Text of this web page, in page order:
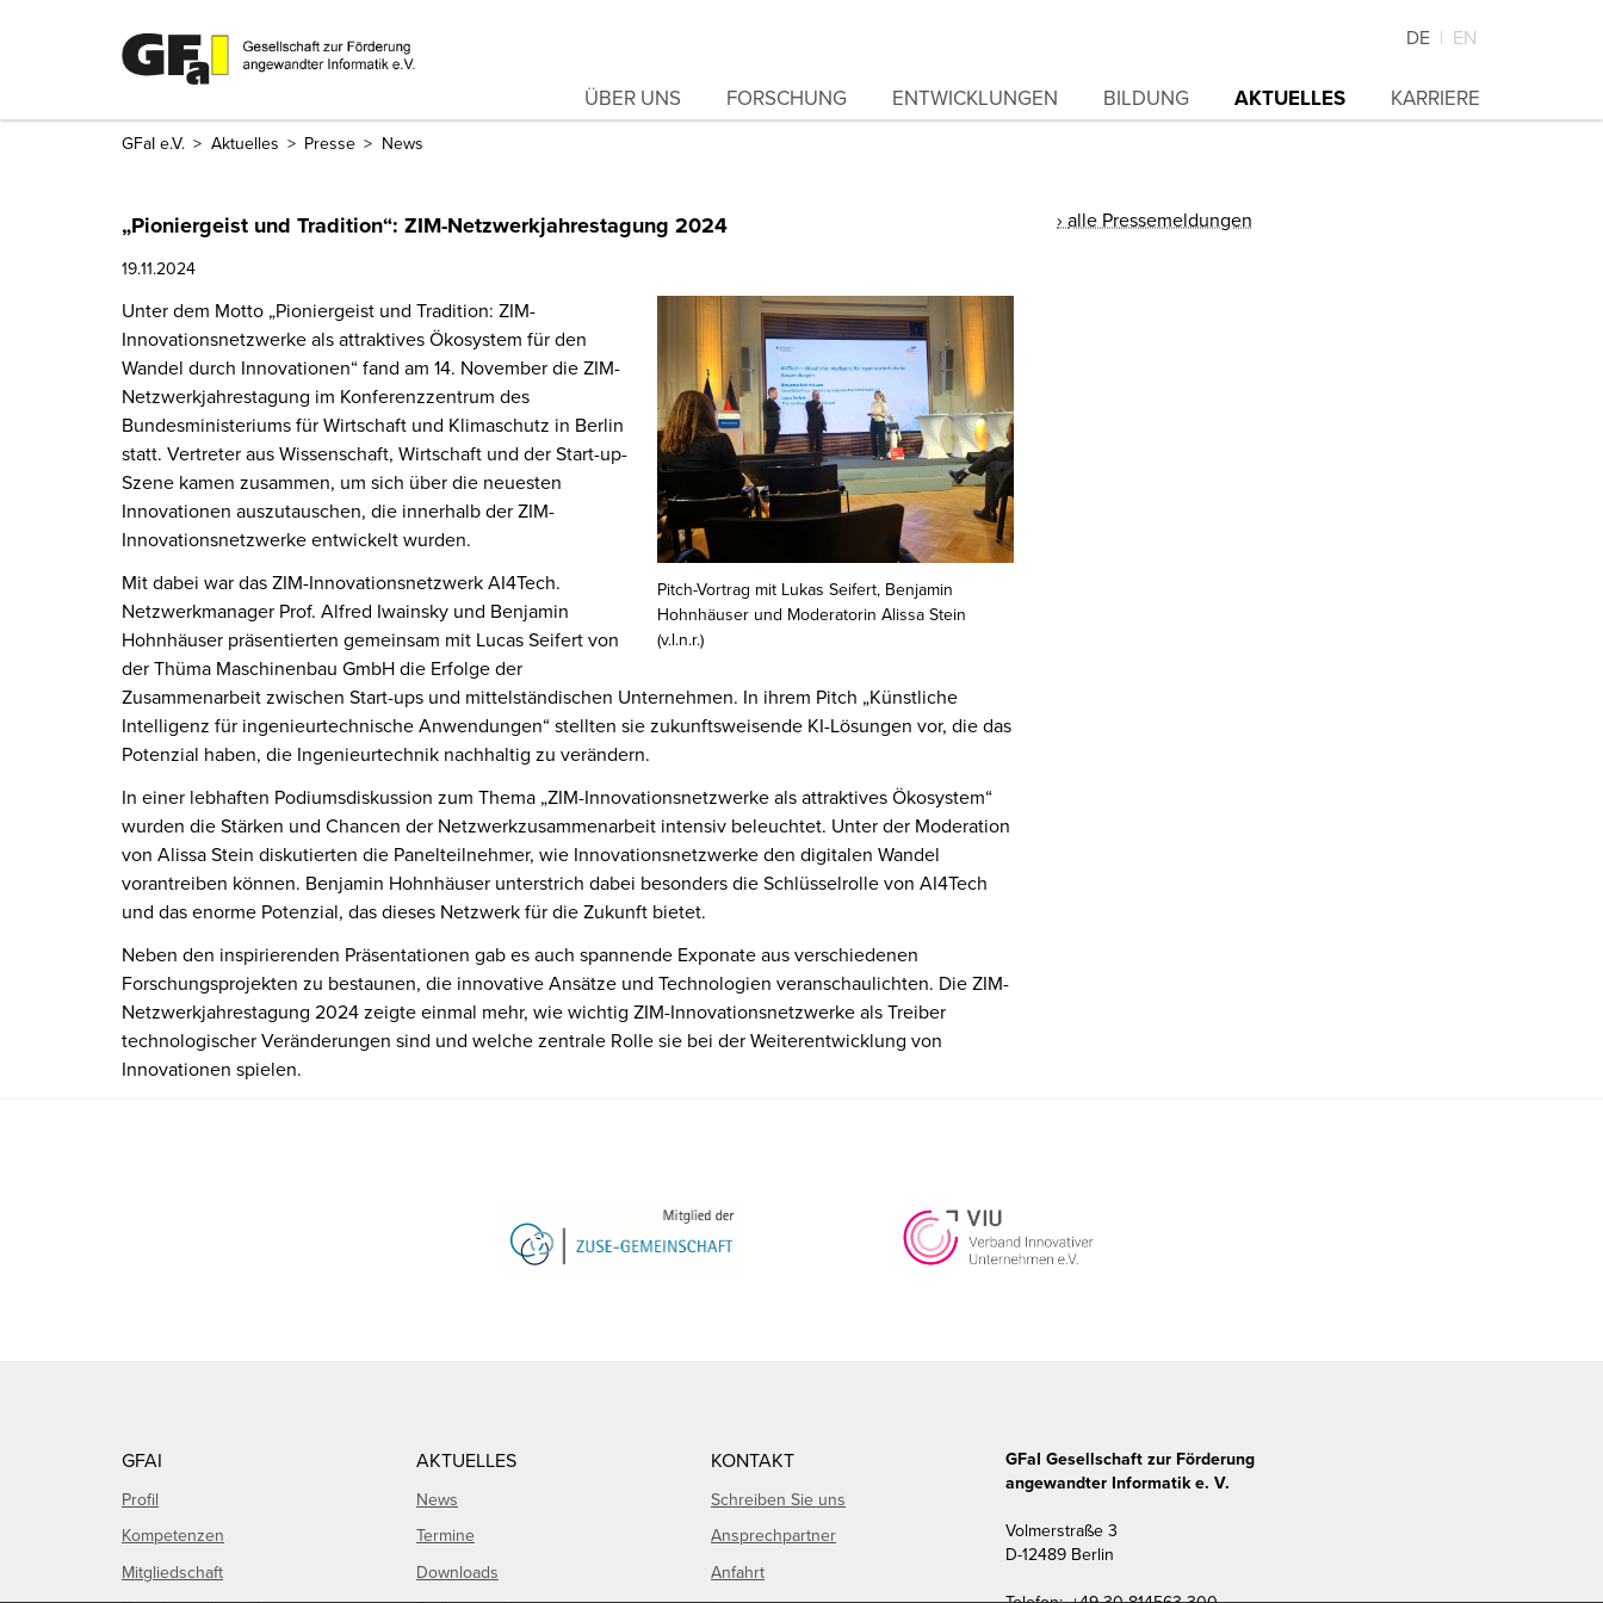
ÜBER UNS FORSCHUNG ENTWICKLUNGEN BILDUNG AKTUELLES KARRIERE
DE EN
GFaI e.V. Aktuelles Presse News
„Pioniergeist und Tradition“: ZIM-Netzwerkjahrestagung 2024
19.11.2024
Pitch-Vortrag mit Lukas Seifert, Benjamin
Hohnhäuser und Moderatorin Alissa Stein
(v.l.n.r.)
Unter dem Motto „Pioniergeist und Tradition: ZIM-
Innovationsnetzwerke als attraktives Ökosystem für den
Wandel durch Innovationen“ fand am 14. November die ZIM-
Netzwerkjahrestagung im Konferenzzentrum des
Bundesministeriums für Wirtschaft und Klimaschutz in Berlin
statt. Vertreter aus Wissenschaft, Wirtschaft und der Start-up-
Szene kamen zusammen, um sich über die neuesten
Innovationen auszutauschen, die innerhalb der ZIM-
Innovationsnetzwerke entwickelt wurden.
Mit dabei war das ZIM-Innovationsnetzwerk AI4Tech.
Netzwerkmanager Prof. Alfred Iwainsky und Benjamin
Hohnhäuser präsentierten gemeinsam mit Lucas Seifert von
der Thüma Maschinenbau GmbH die Erfolge der
Zusammenarbeit zwischen Start-ups und mittelständischen Unternehmen. In ihrem Pitch „Künstliche
Intelligenz für ingenieurtechnische Anwendungen“ stellten sie zukunftsweisende KI-Lösungen vor, die das
Potenzial haben, die Ingenieurtechnik nachhaltig zu verändern.
In einer lebhaften Podiumsdiskussion zum Thema „ZIM-Innovationsnetzwerke als attraktives Ökosystem“
wurden die Stärken und Chancen der Netzwerkzusammenarbeit intensiv beleuchtet. Unter der Moderation
von Alissa Stein diskutierten die Panelteilnehmer, wie Innovationsnetzwerke den digitalen Wandel
vorantreiben können. Benjamin Hohnhäuser unterstrich dabei besonders die Schlüsselrolle von AI4Tech
und das enorme Potenzial, das dieses Netzwerk für die Zukunft bietet.
Neben den inspirierenden Präsentationen gab es auch spannende Exponate aus verschiedenen
Forschungsprojekten zu bestaunen, die innovative Ansätze und Technologien veranschaulichten. Die ZIM-
Netzwerkjahrestagung 2024 zeigte einmal mehr, wie wichtig ZIM-Innovationsnetzwerke als Treiber
technologischer Veränderungen sind und welche zentrale Rolle sie bei der Weiterentwicklung von
Innovationen spielen.
alle Pressemeldungen
GFAI
Profil
Kompetenzen
Mitgliedschaft
AKTUELLES
News
Termine
Downloads
KONTAKT
Schreiben Sie uns
Ansprechpartner
Anfahrt
GFaI Gesellschaft zur Förderung
angewandter Informatik e. V.
Volmerstraße 3
D-12489 Berlin